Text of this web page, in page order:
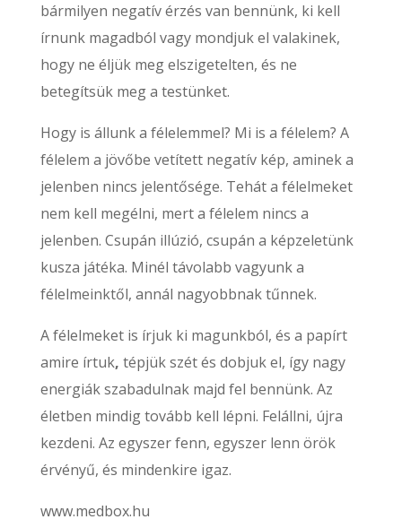
bármilyen negatív érzés van bennünk, ki kell
írnunk magadból vagy mondjuk el valakinek,
hogy ne éljük meg elszigetelten, és ne
betegítsük meg a testünket.
Hogy is állunk a félelemmel? Mi is a félelem? A
félelem a jövőbe vetített negatív kép, aminek a
jelenben nincs jelentősége. Tehát a félelmeket
nem kell megélni, mert a félelem nincs a
jelenben. Csupán illúzió, csupán a képzeletünk
kusza játéka. Minél távolabb vagyunk a
félelmeinktől, annál nagyobbnak tűnnek.
A félelmeket is írjuk ki magunkból, és a papírt
amire írtuk, tépjük szét és dobjuk el, így nagy
energiák szabadulnak majd fel bennünk. Az
életben mindig tovább kell lépni. Felállni, újra
kezdeni. Az egyszer fenn, egyszer lenn örök
érvényű, és mindenkire igaz.
www.medbox.hu